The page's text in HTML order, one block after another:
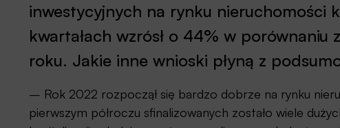
inwestycyjnych na rynku nieruchomości
kwartałach wzrósł o 44% w porównaniu
roku. Jakie inne wnioski płyną z
– Rok 2022 rozpoczął się bardzo dobrze na rynku
pierwszym półroczu sfinalizowanych zostało wiele